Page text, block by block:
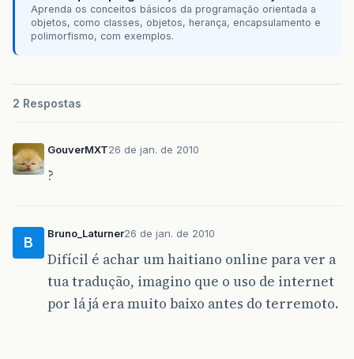
Aprenda os conceitos básicos da programação orientada a
objetos, como classes, objetos, herança, encapsulamento e
polimorfismo, com exemplos.
2 Respostas
GouverMXT26 de jan. de 2010
?
B
Bruno_Laturner26 de jan. de 2010
Difícil é achar um haitiano online para ver a
tua tradução, imagino que o uso de internet
por lá já era muito baixo antes do terremoto.